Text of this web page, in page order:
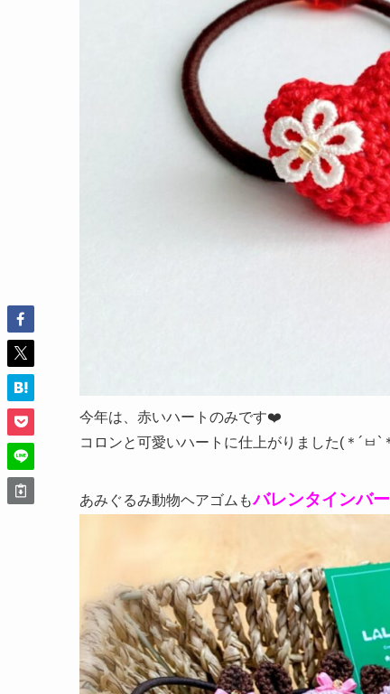
今年は、赤いハートのみです❤️
コロンと可愛いハートに仕上がりました(＊´ㅂ`
あみぐるみ動物ヘアゴムもバレンタインバ